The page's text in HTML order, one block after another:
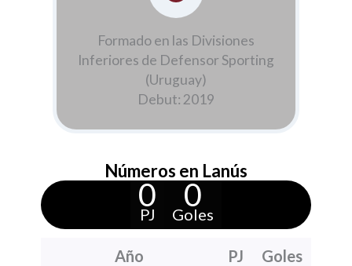
Formado en las Divisiones
Inferiores de Defensor Sporting
(Uruguay)
Debut: 2019
Números en Lanús
0
PJ
0
Goles
Año PJ
Goles